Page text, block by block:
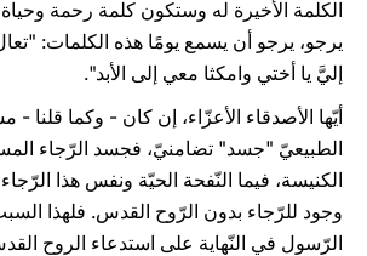
الكلمة الأخيرة له وستكون كلمة رحمة
يرجو، يرجو أن يسمع يومًا هذه الكلمات:
إليَّ يا أختي وامكثا معي إلى الأبد".
أيّها الأصدقاء الأعزّاء، إن كان - وكما قلنا -
الطبيعيّ "جسد" تضامنيّ، فجسد الرّجاء
الكنيسة، فيما النّفحة الحيّة ونفس هذا
وجود للرّجاء بدون الرّوح القدس. فلهذا
الرّسول في النّهاية على استدعاء الروح